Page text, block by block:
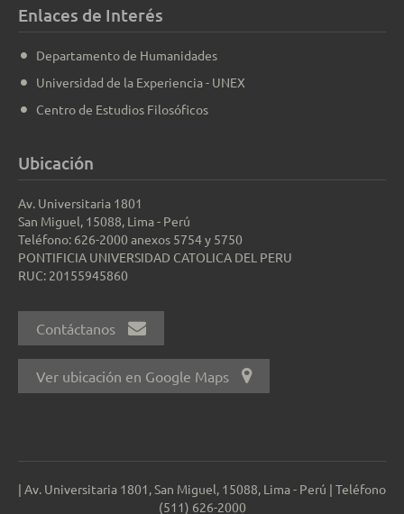
Enlaces de Interés
Departamento de Humanidades
Universidad de la Experiencia - UNEX
Centro de Estudios Filosóficos
Ubicación
Av. Universitaria 1801
San Miguel, 15088, Lima - Perú
Teléfono: 626-2000 anexos 5754 y 5750
PONTIFICIA UNIVERSIDAD CATOLICA DEL PERU
RUC: 20155945860
Contáctanos
Ver ubicación en Google Maps
| Av. Universitaria 1801, San Miguel, 15088, Lima - Perú | Teléfono
(511) 626-2000